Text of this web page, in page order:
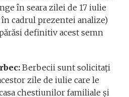
în seara zilei de 17 iulie
cadrul prezentei analize)
părăsi definitiv acest semn
Berbecii sunt solicitați
zile de iulie care le
chestiunilor familiale și